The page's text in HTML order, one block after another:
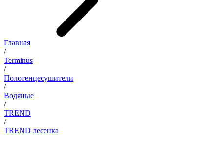
Главная
/
Terminus
/
Полотенцесушители
/
Водяные
/
TREND
/
TREND лесенка